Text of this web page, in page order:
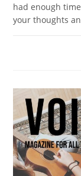
had enough
your thoughts